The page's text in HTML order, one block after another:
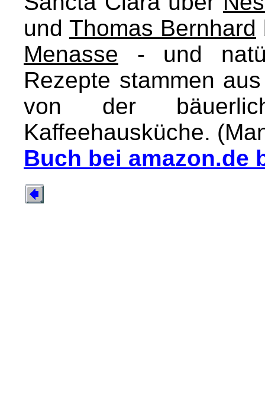
und Thomas Bernhard
Menasse - und
Rezepte stammen
von der
Kaffeehausküche.
Buch bei amazon.de